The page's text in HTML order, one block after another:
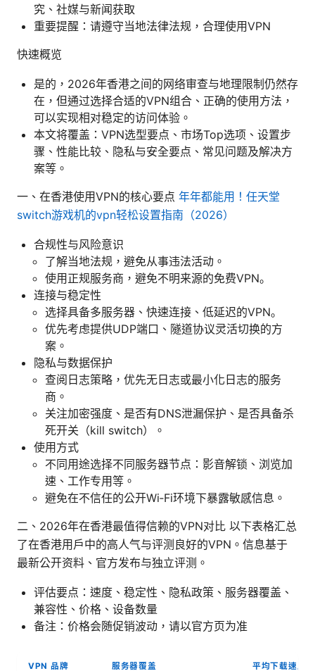
究、社媒与新闻获取
重要提醒：请遵守当地法律法规，合理使用VPN
快速概览
是的，2026年香港之间的网络审查与地理限制仍然存
在，但通过选择合适的VPN组合、正确的使用方法，
可以实现相对稳定的访问体验。
本文将覆盖：VPN选型要点、市场Top选项、设置步
骤、性能比较、隐私与安全要点、常见问题及解决方
案等。
一、在香港使用VPN的核心要点 年年都能用！任天堂
switch游戏机的vpn轻松设置指南（2026）
合规性与风险意识
了解当地法规，避免从事违法活动。
使用正规服务商，避免不明来源的免费VPN。
连接与稳定性
选择具备多服务器、快速连接、低延迟的VPN。
优先考虑提供UDP端口、隧道协议灵活切换的方
案。
隐私与数据保护
查阅日志策略，优先无日志或最小化日志的服务
商。
关注加密强度、是否有DNS泄漏保护、是否具备杀
死开关（kill switch）。
使用方式
不同用途选择不同服务器节点：影音解锁、浏览加
速、工作专用等。
避免在不信任的公开Wi‑Fi环境下暴露敏感信息。
二、2026年在香港最值得信赖的VPN对比 以下表格汇总
了在香港用户中的高人气与评测良好的VPN。信息基于
最新公开资料、官方发布与独立评测。
评估要点：速度、稳定性、隐私政策、服务器覆盖、
兼容性、价格、设备数量
备注：价格会随促销波动，请以官方页为准
VPN 品牌 服务器覆盖 平均下载速度